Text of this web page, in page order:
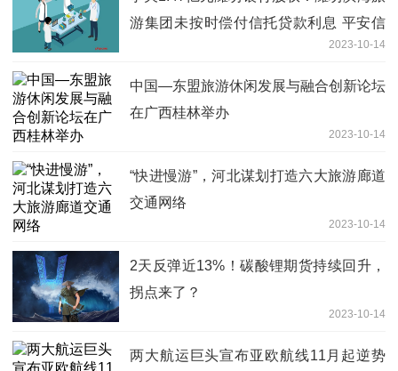
游集团未按时偿付信托贷款利息 平安信
2023-10-14
中国—东盟旅游休闲发展与融合创新论坛
在广西桂林举办
2023-10-14
“快进慢游”，河北谋划打造六大旅游廊道
交通网络
2023-10-14
2天反弹近13%！碳酸锂期货持续回升，
拐点来了？
2023-10-14
两大航运巨头宣布亚欧航线11月起逆势